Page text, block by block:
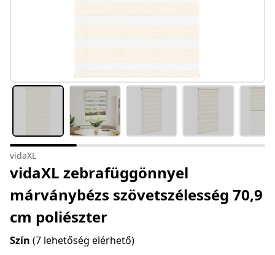
vidaXL
vidaXL zebrafüggönnyel
márványbézs szövetszélesség 70,9
cm poliészter
Szín (7 lehetőség elérhető)